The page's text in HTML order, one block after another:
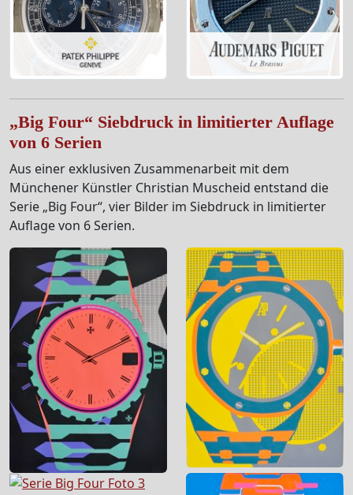
„Big Four“ Siebdruck in limitierter Auflage
von 6 Serien
Aus einer exklusiven Zusammenarbeit mit dem
Münchener Künstler Christian Muscheid entstand die
Serie „Big Four“, vier Bilder im Siebdruck in limitierter
Auflage von 6 Serien.